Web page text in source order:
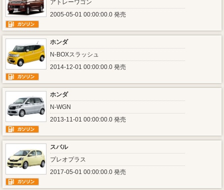
アトレーワゴン
2005-05-01 00:00:00.0 発売
ホンダ
N-BOXスラッシュ
2014-12-01 00:00:00.0 発売
ホンダ
N-WGN
2013-11-01 00:00:00.0 発売
スバル
プレオプラス
2017-05-01 00:00:00.0 発売